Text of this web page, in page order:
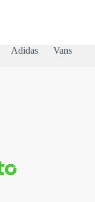
Adidas
Vans